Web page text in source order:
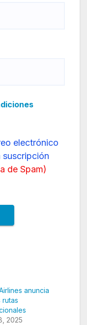
electrónico
suscripción
de Spam)
anuncia
rutas
2025